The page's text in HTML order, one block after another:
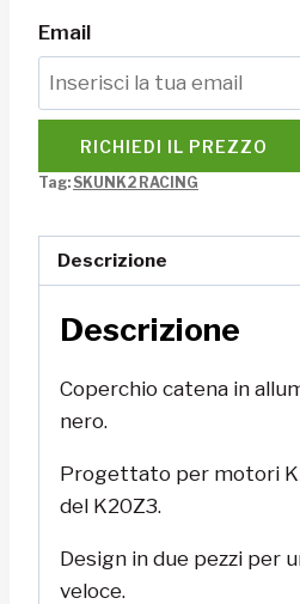
Email
RICHIEDI IL PREZZO
Tag: SKUNK2 RACING
Descrizione
Descrizione
Coperchio catena in
nero.
Progettato per motori
del K20Z3.
Design in due pezzi per
veloce.